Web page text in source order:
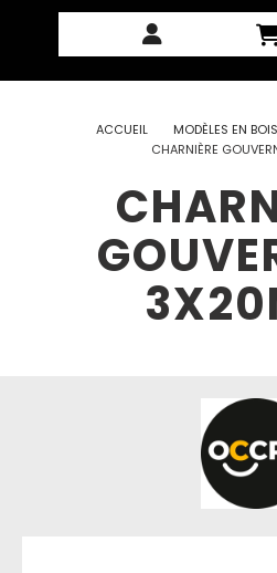
ACCUEIL MODÈLES EN BOIS
CHARNIÈRE